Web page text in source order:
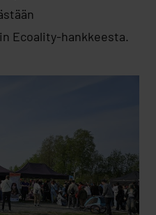
Ecoality-hankkeesta.